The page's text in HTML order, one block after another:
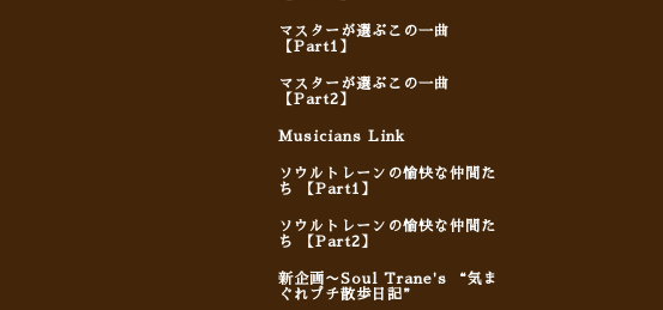
マスターが選ぶこの一曲
【Part1】
マスターが選ぶこの一曲
【Part2】
Musicians Link
ソウルトレーンの愉快な仲間た
ち 【Part1】
ソウルトレーンの愉快な仲間た
ち 【Part2】
新企画〜Soul Trane's “気ま
ぐれプチ散歩日記”